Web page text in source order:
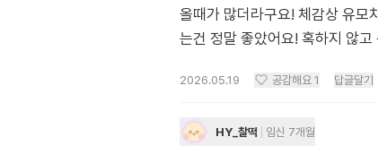
올때가 많더라구요! 체감상 유모
는건 정말 좋았어요! 혹하지 않
2026.05.19 공감해요 1 답글달기
HY_찰떡 임신 7개월